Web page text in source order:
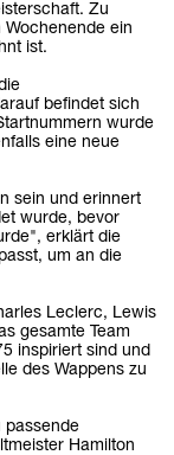
Zu
Wochenende ein
ist.
befindet sich
wurde
eine neue
sein und erinnert
wurde, bevor
erklärt die
um an die
Leclerc, Lewis
gesamte Team
inspiriert sind und
des Wappens zu
passende
Hamilton